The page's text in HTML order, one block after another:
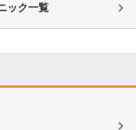
ック一覧